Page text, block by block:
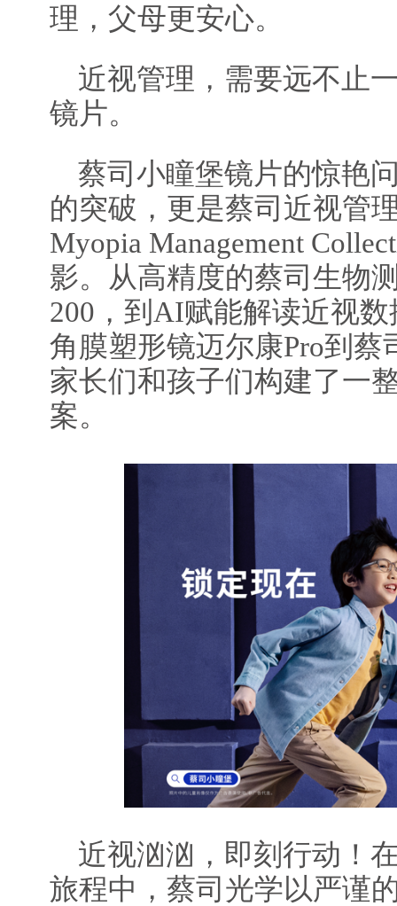
理，父母更安心。
近视管理，需要远不止
镜片。
蔡司小瞳堡镜片的惊艳
的突破，更是蔡司近视管
Myopia Management
影。从高精度的蔡司生物
200，到AI赋能解读近视
角膜塑形镜迈尔康Pro到
家长们和孩子们构建了一
案。
近视汹汹，即刻行动！
旅程中，蔡司光学以严谨